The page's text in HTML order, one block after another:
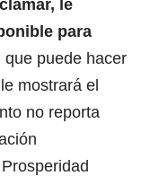
le
para
puede hacer
mostrará el
no reporta